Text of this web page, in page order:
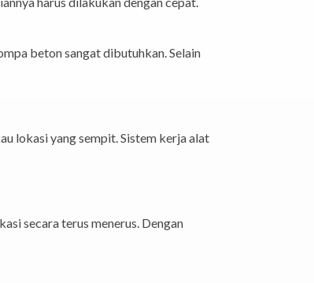
beton sangat dibutuhkan. Selain
lokasi yang sempit. Sistem kerja alat
secara terus menerus. Dengan